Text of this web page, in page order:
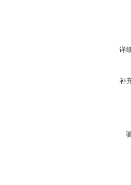
详
补